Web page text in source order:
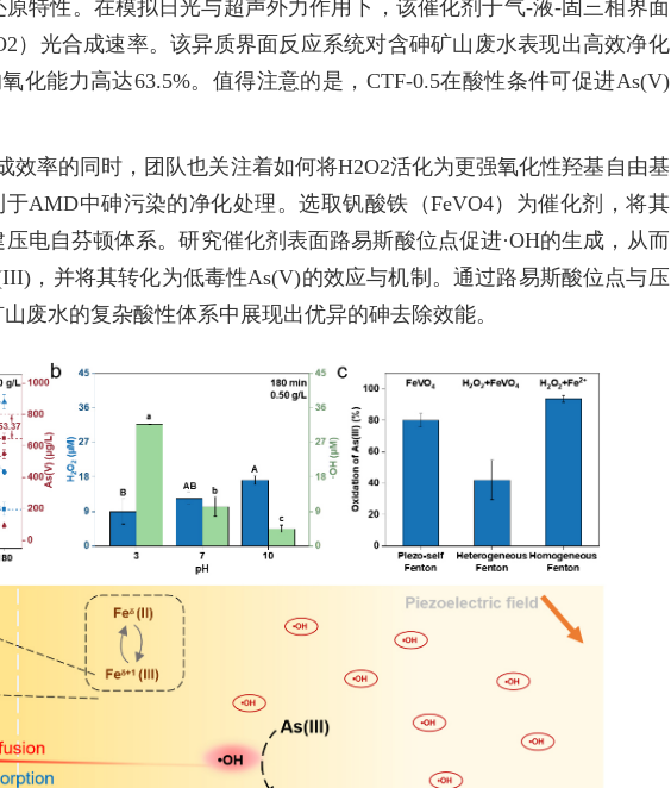
特性。在模拟日光与超声外力作用下，该催化剂于气-液-固三相界面
）光合成速率。该异质界面反应系统对含砷矿山废水表现出高效净化
化能力高达63.5%。值得注意的是，CTF-0.5在酸性条件可促进As(V)
效率的同时，团队也关注着如何将H2O2活化为更强氧化性羟基自由基
于AMD中砷污染的净化处理。选取钒酸铁（FeVO4）为催化剂，将其
电自芬顿体系。研究催化剂表面路易斯酸位点促进·OH的生成，从而
，并将其转化为低毒性As(V)的效应与机制。通过路易斯酸位点与压
废水的复杂酸性体系中展现出优异的砷去除效能。